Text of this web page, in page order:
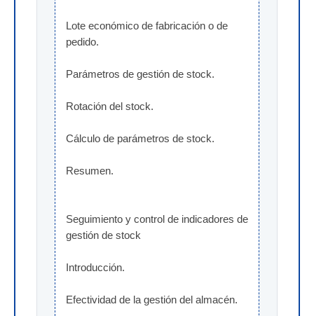
Lote económico de fabricación o de
pedido.
Parámetros de gestión de stock.
Rotación del stock.
Cálculo de parámetros de stock.
Resumen.
Seguimiento y control de indicadores de
gestión de stock
Introducción.
Efectividad de la gestión del almacén.